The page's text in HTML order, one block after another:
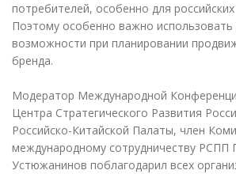
потребителей, особенно для
Поэтому особенно важно использовать
возможности при планировании
бренда.
Модератор Международной
Центра Стратегического Развития
Российско-Китайской Палаты, член
международному сотрудничеству РСПП
Устюжанинов поблагодарил всех